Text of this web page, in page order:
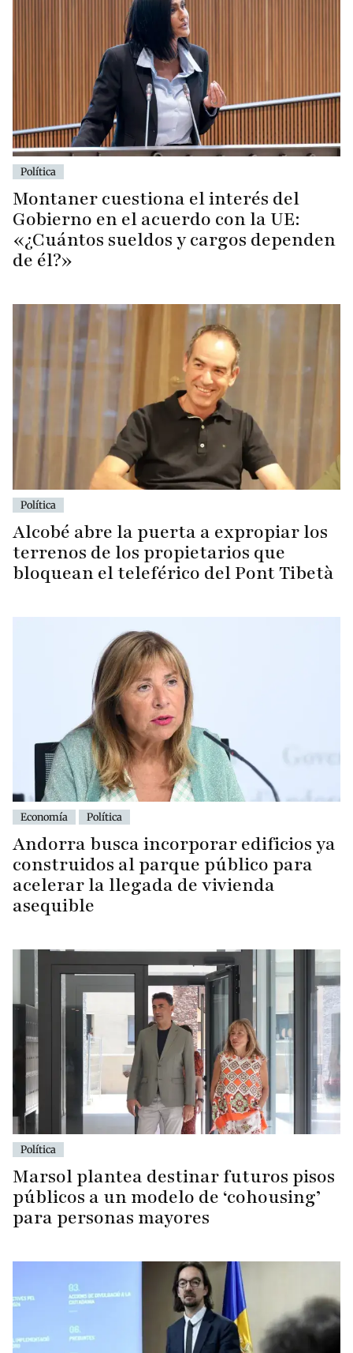
Política
Montaner cuestiona el interés del
Gobierno en el acuerdo con la UE:
«¿Cuántos sueldos y cargos dependen
de él?»
Política
Alcobé abre la puerta a expropiar los
terrenos de los propietarios que
bloquean el teleférico del Pont Tibetà
Economía Política
Andorra busca incorporar edificios ya
construidos al parque público para
acelerar la llegada de vivienda
asequible
Política
Marsol plantea destinar futuros pisos
públicos a un modelo de ‘cohousing’
para personas mayores